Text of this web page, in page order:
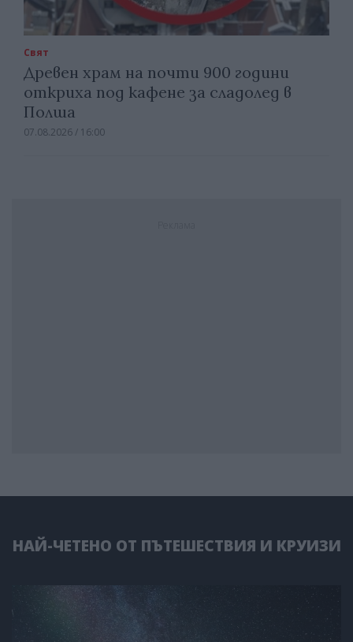
Свят
Древен храм на почти 900 години
откриха под кафене за сладолед в
Полша
07.08.2026 / 16:00
НАЙ-ЧЕТЕНО ОТ ПЪТЕШЕСТВИЯ И КРУИЗИ